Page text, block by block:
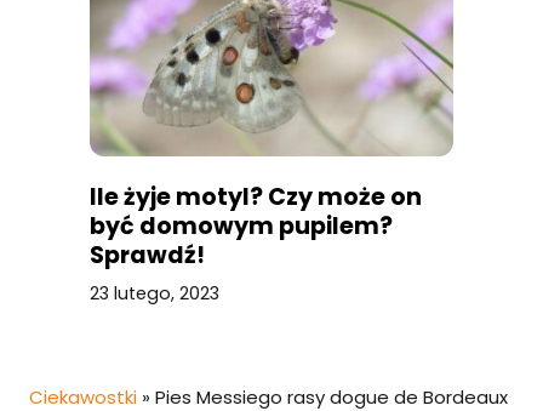
Ile żyje motyl? Czy może on
być domowym pupilem?
Sprawdź!
23 lutego, 2023
Ciekawostki » Pies Messiego rasy dogue de Bordeaux